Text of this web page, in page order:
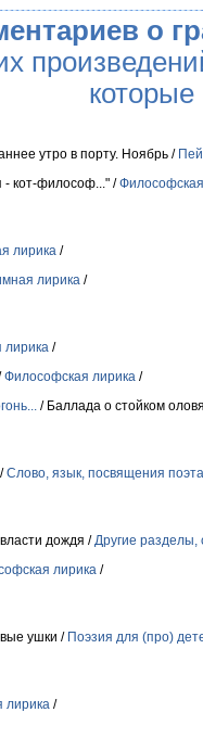
о
утро в порту. Ноябрь /
- кот-философ..." /
лирика /
лирика /
лирика /
Философская лирика /
/ Баллада о стойком
Слово, язык, посвящения
дождя / Другие разделы,
лирика /
ушки / Поэзия для (про)
лирика /